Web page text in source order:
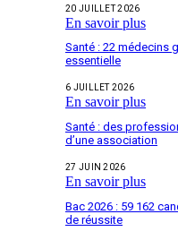
20 JUILLET 2026
En savoir plus
Santé : 22 médecins
essentielle
6 JUILLET 2026
En savoir plus
Santé : des
d’une association
27 JUIN 2026
En savoir plus
Bac 2026 : 59 162
de réussite